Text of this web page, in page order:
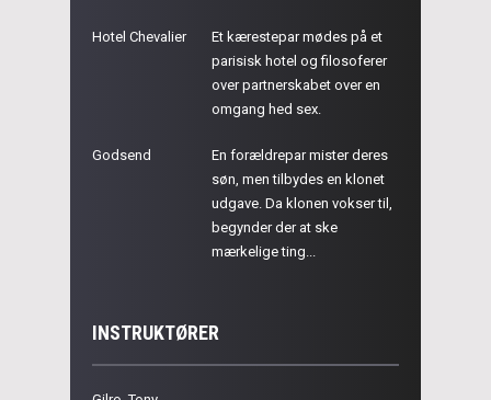
Hotel Chevalier
Et kærestepar mødes på et
parisisk hotel og filosoferer
over partnerskabet over en
omgang hed sex.
Godsend
En forældrepar mister deres
søn, men tilbydes en klonet
udgave. Da klonen vokser til,
begynder der at ske
mærkelige ting...
INSTRUKTØRER